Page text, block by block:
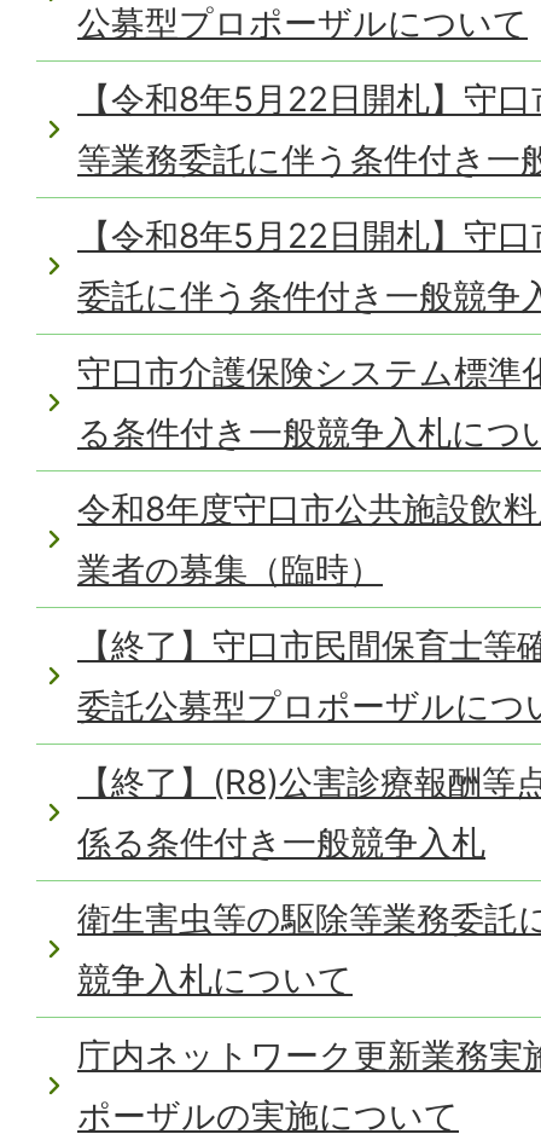
公募型プロポーザルについて
【令和8年5月22日開札】守
等業務委託に伴う条件付き一
【令和8年5月22日開札】守
委託に伴う条件付き一般競争
守口市介護保険システム標準
る条件付き一般競争入札につ
令和8年度守口市公共施設飲
業者の募集（臨時）
【終了】守口市民間保育士等
委託公募型プロポーザルにつ
【終了】(R8)公害診療報酬等
係る条件付き一般競争入札
衛生害虫等の駆除等業務委託
競争入札について
庁内ネットワーク更新業務実
ポーザルの実施について